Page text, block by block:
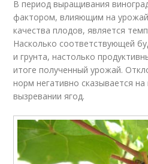
В период выращивания
фактором, влияющим на
качества плодов, является
Насколько соответствующей
и грунта, настолько
итоге полученный урожай.
норм негативно сказывается на
вызревании ягод.